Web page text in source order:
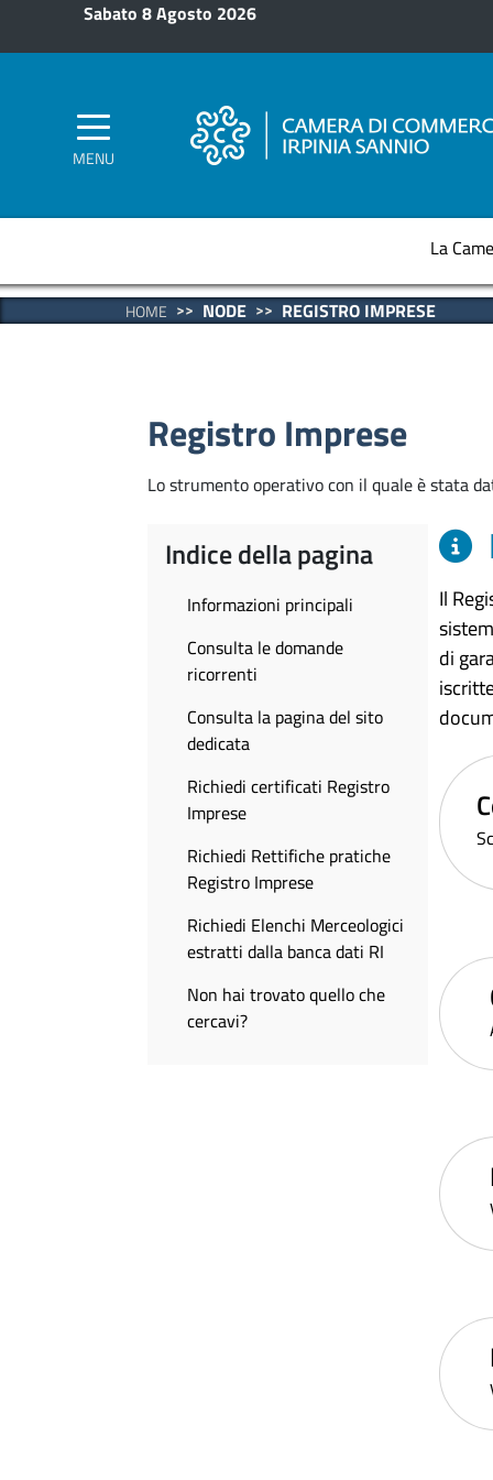
Salta al contenuto principale
Sabato 8 Agosto 2026
MENU
La
HOME NODE REGISTRO IMPRESE
Registro Imprese
Lo strumento operativo con il quale è stata
Indice della pagina
Informazioni principali
Consulta le domande
ricorrenti
Consulta la pagina del sito
dedicata
Richiedi certificati Registro
Imprese
Richiedi Rettifiche pratiche
Registro Imprese
Richiedi Elenchi Merceologici
estratti dalla banca dati RI
Non hai trovato quello che
cercavi?
Il
di